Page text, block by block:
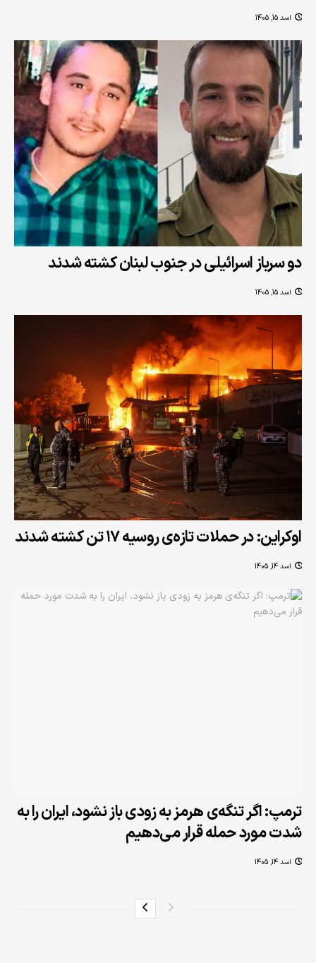
اسد 15, 1405
دو سرباز اسرائیلی در جنوب لبنان کشته شدند
اسد 15, 1405
اوکراین: در حملات تازه‌ی روسیه ۱۷ تن کشته شدند
اسد 14, 1405
ترمپ: اگر تنگه‌ی هرمز به زودی باز نشود، ایران را به
شدت مورد حمله قرار می‌دهیم
اسد 14, 1405